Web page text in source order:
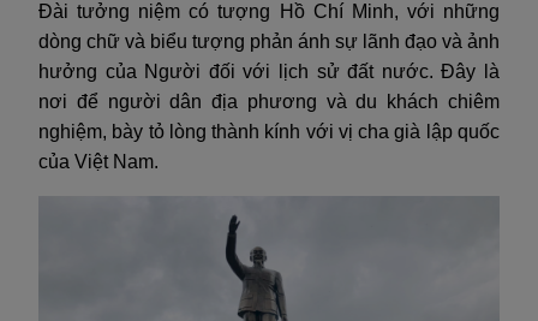
Đài tưởng niệm có tượng Hồ Chí Minh, với những
dòng chữ và biểu tượng phản ánh sự lãnh đạo và ảnh
hưởng của Người đối với lịch sử đất nước. Đây là
nơi để người dân địa phương và du khách chiêm
nghiệm, bày tỏ lòng thành kính với vị cha già lập quốc
của Việt Nam.